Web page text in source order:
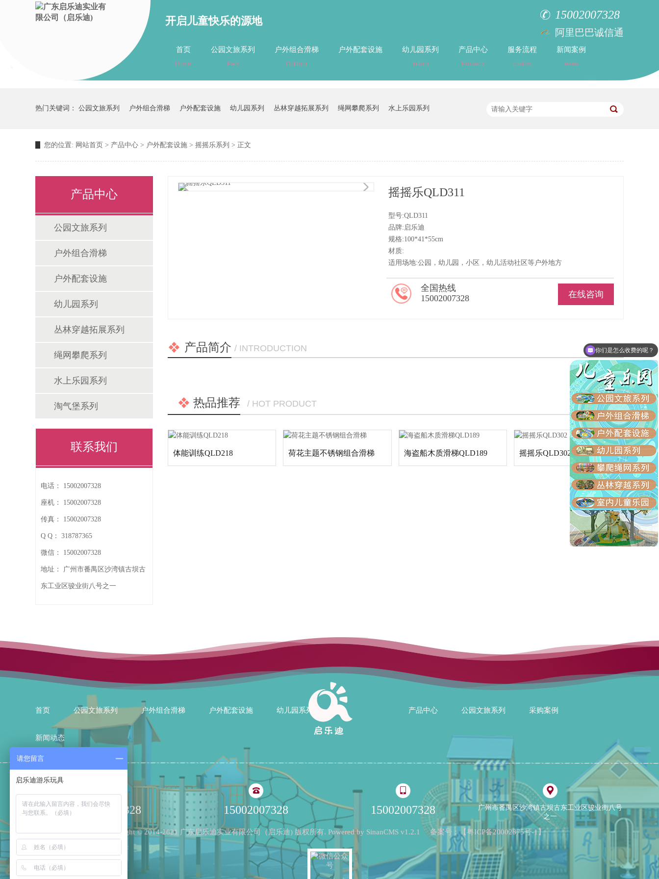
开启儿童快乐的源地 15002007328
阿里巴巴诚信通
首页
Home
公园文旅系列
Park
户外组合滑梯
Outdoor
户外配套设施 幼儿园系列
Indoor
产品中心
Products
服务流程
custom
新闻案例
news
热门关键词： 公园文旅系列 户外组合滑梯 户外配套设施 幼儿园系列 丛林穿越拓展系列 绳网攀爬系列 水上乐园系列
您的位置: 网站首页 > 产品中心 > 户外配套设施 > 摇摇乐系列 > 正文
产品中心
公园文旅系列
户外组合滑梯
户外配套设施
幼儿园系列
丛林穿越拓展系列
绳网攀爬系列
水上乐园系列
淘气堡系列
联系我们
电话： 15002007328
座机： 15002007328
传真： 15002007328
Q Q： 318787365
微信： 15002007328
地址： 广州市番禺区沙湾镇古坝古
东工业区骏业街八号之一
摇摇乐QLD311
型号:QLD311
品牌:启乐迪
规格:100*41*55cm
材质:
适用场地:公园，幼儿园，小区，幼儿活动社区等户外地方
在线咨询
全国热线
15002007328
产品简介 / INTRODUCTION
热品推荐 / HOT PRODUCT
体能训练QLD218 荷花主题不锈钢组合滑梯 海盗船木质滑梯QLD189 摇摇乐QLD302
首页 公园文旅系列 户外组合滑梯 户外配套设施 幼儿园系列 产品中心 公园文旅系列 采购案例
新闻动态
15002007328 15002007328 15002007328
广州市番禺区沙湾镇古坝古东工业区骏业街八号
之一
Copyright © 2014-2021 广东启乐迪实业有限公司（启乐迪) 版权所有. Powered by SinanCMS v1.2.1 备案号：【粤ICP备20002875号-1】
你们是怎么收费的呢？
请您留言